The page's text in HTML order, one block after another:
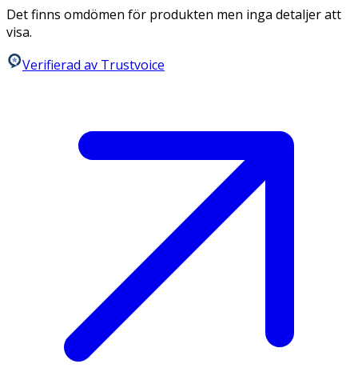
Det finns omdömen för produkten men inga detaljer att
visa.
Verifierad av Trustvoice